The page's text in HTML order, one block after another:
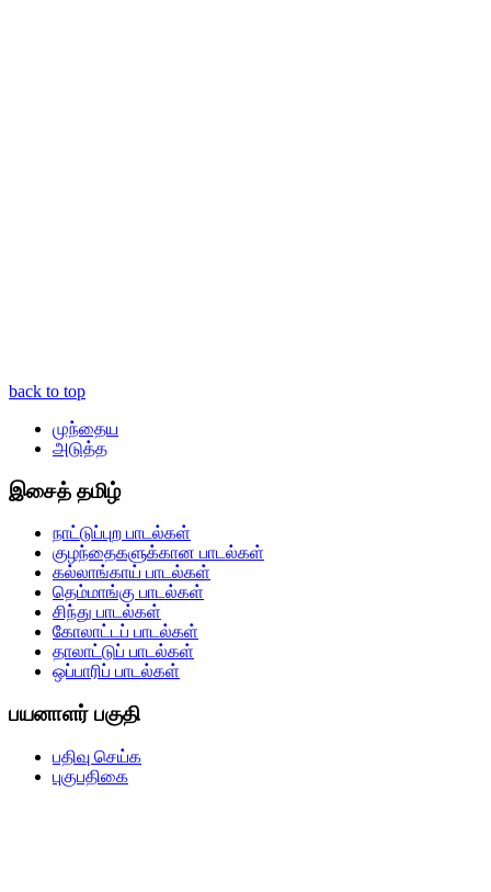
back to top
முந்தைய
அடுத்த
இசைத் தமிழ்
நாட்டுப்புற பாடல்கள்
குழந்தைகளுக்கான பாடல்கள்
கல்லாங்காய் பாடல்கள்
தெம்மாங்கு பாடல்கள்
சிந்து பாடல்கள்
கோலாட்டப் பாடல்கள்
தாலாட்டுப் பாடல்கள்
ஒப்பாரிப் பாடல்கள்
பயனாளர் பகுதி
பதிவு செய்க
புகுபதிகை